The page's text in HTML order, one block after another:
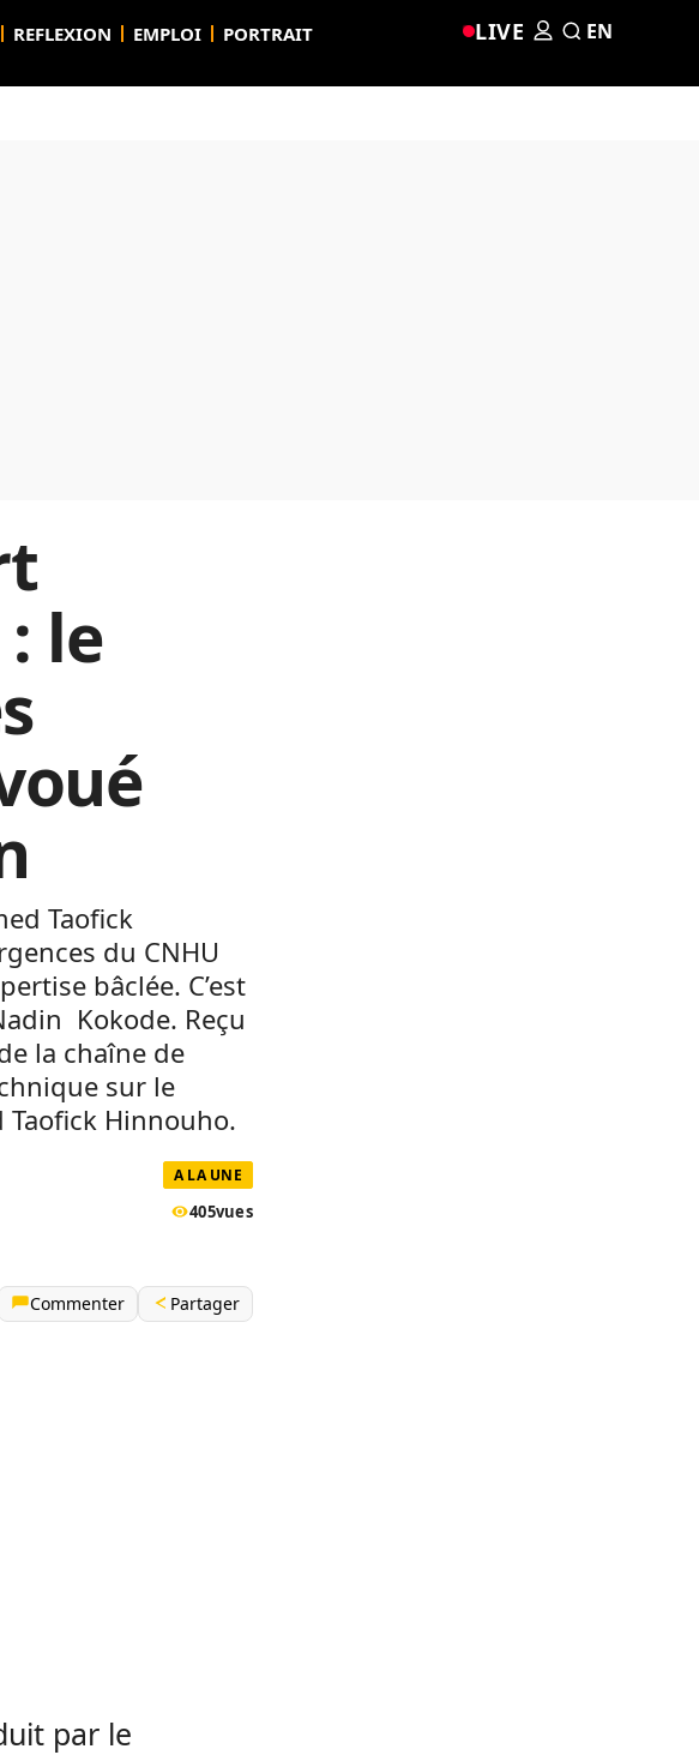
REFLEXION EMPLOI PORTRAIT LIVE EN
le
Taofick
du CNHU
bâclée. C’est
Kokode. Reçu
la chaîne de
sur le
Hinnouho.
A LA UNE
405vues
Commenter Partager
par le